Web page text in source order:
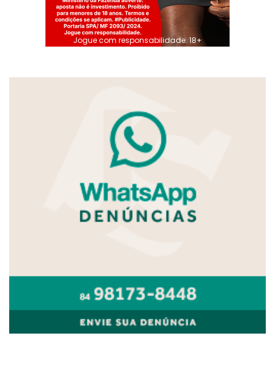
Jogue com responsabilidade. 18+